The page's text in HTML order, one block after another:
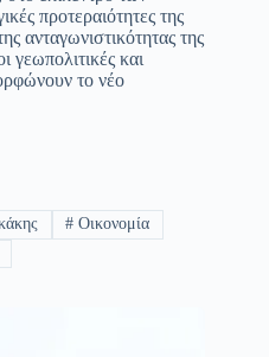
προτεραιότητες της
ανταγωνιστικότητας της
γεωπολιτικές και
το νέο
# Οικονομία